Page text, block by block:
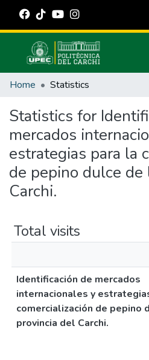
Communities & Collections
Estadísticas Externas
Manuales
Home Statistics
Statistics for
mercados
estrategias para la
de pepino dulce
Carchi.
Total visits
Identificación de mercados
internacionales y
comercialización de pepino
provincia del Carchi.